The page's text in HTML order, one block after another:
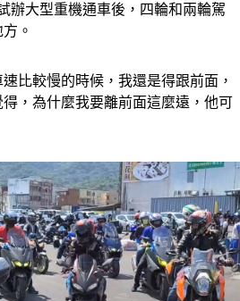
辦大型重機通車後，四輪和兩輪駕
。
比較慢的時候，我還是得跟前面，
，為什麼我要離前面這麼遠，他可